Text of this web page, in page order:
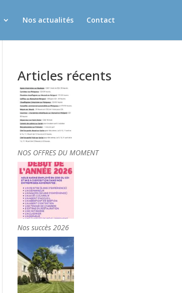
Nos actualités Contact
Articles récents
NOS OFFRES DU MOMENT
Nos succès 2026